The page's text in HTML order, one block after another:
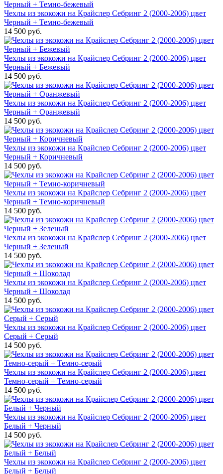
Чехлы из экокожи на Крайслер Себринг 2 (2000-2006) цвет
Черный + Темно-бежевый
14 500 руб.
Чехлы из экокожи на Крайслер Себринг 2 (2000-2006) цвет
Черный + Бежевый
14 500 руб.
Чехлы из экокожи на Крайслер Себринг 2 (2000-2006) цвет
Черный + Оранжевый
14 500 руб.
Чехлы из экокожи на Крайслер Себринг 2 (2000-2006) цвет
Черный + Коричневый
14 500 руб.
Чехлы из экокожи на Крайслер Себринг 2 (2000-2006) цвет
Черный + Темно-коричневый
14 500 руб.
Чехлы из экокожи на Крайслер Себринг 2 (2000-2006) цвет
Черный + Зеленый
14 500 руб.
Чехлы из экокожи на Крайслер Себринг 2 (2000-2006) цвет
Черный + Шоколад
14 500 руб.
Чехлы из экокожи на Крайслер Себринг 2 (2000-2006) цвет
Серый + Серый
14 500 руб.
Чехлы из экокожи на Крайслер Себринг 2 (2000-2006) цвет
Темно-серый + Темно-серый
14 500 руб.
Чехлы из экокожи на Крайслер Себринг 2 (2000-2006) цвет
Белый + Черный
14 500 руб.
Чехлы из экокожи на Крайслер Себринг 2 (2000-2006) цвет
Белый + Белый